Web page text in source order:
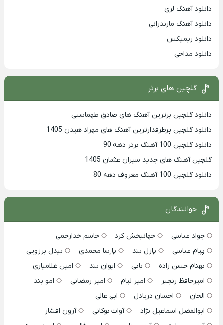
دانلود آهنگ لری
دانلود آهنگ مازندرانی
دانلود ریمیکس
دانلود مداحی
گلچین های برتر
دانلود گلچین برترین آهنگ های صادق طهماسبی
دانلود گلچین پرطرفدارترین آهنگ های مهراد هیدن 1405
دانلود گلچین 100 آهنگ برتر دهه 90
گلچین آهنگ های جدید سیران عثمان 1405
دانلود گلچین 100 آهنگ معروف دهه 80
خوانندگان
جواد عباسی جهانبخش کرد
جاسم خدارحمی
پیام عباسی
پازل بند پارسا محمدی
بیدل برزویی
بهنام حسن زاده
بابی ایوان بند
امین غلامیاری
امیرحافظ رنجبر
امیر لیام امیر رمضانی
امو بند
الجان
احسان دریادل
ابی عالی
ابوالفضل اسماعیل نژاد
آوات بوکانی
آرون افشار